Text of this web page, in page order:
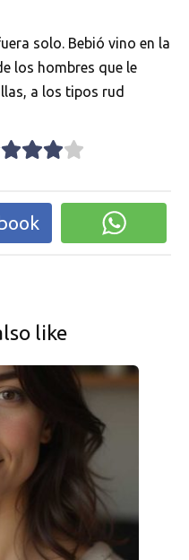
solo. Bebió vino en la
los hombres que le
a los tipos rud
like